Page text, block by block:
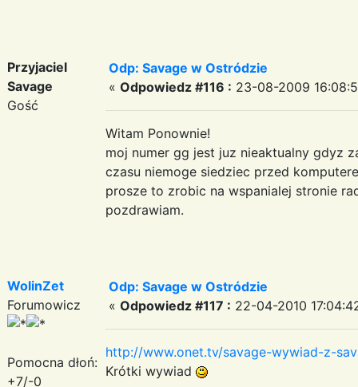
Przyjaciel
Savage
Gość
Odp: Savage w Ostródzie
« Odpowiedz #116 : 23-08-2009
Witam Ponownie!
moj numer gg jest juz nieaktualny gdyz
czasu niemoge siedziec przed
prosze to zrobic na wspanialej stronie
pozdrawiam.
WolinZet
Forumowicz
Pomocna dłoń:
+7/-0
Odp: Savage w Ostródzie
« Odpowiedz #117 : 22-04-2010
http://www.onet.tv/savage-wywiad-z-
Krótki wywiad